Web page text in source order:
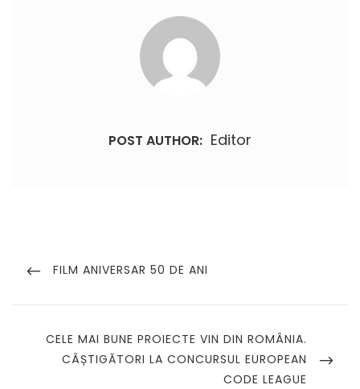
POST AUTHOR: Editor
în
PREVIOUS
FILM ANIVERSAR 50 DE ANI
NEXT
POST
CELE MAI BUNE PROIECTE VIN DIN ROMÂNIA.
CÂȘTIGĂTORI LA CONCURSUL EUROPEAN
CODE LEAGUE